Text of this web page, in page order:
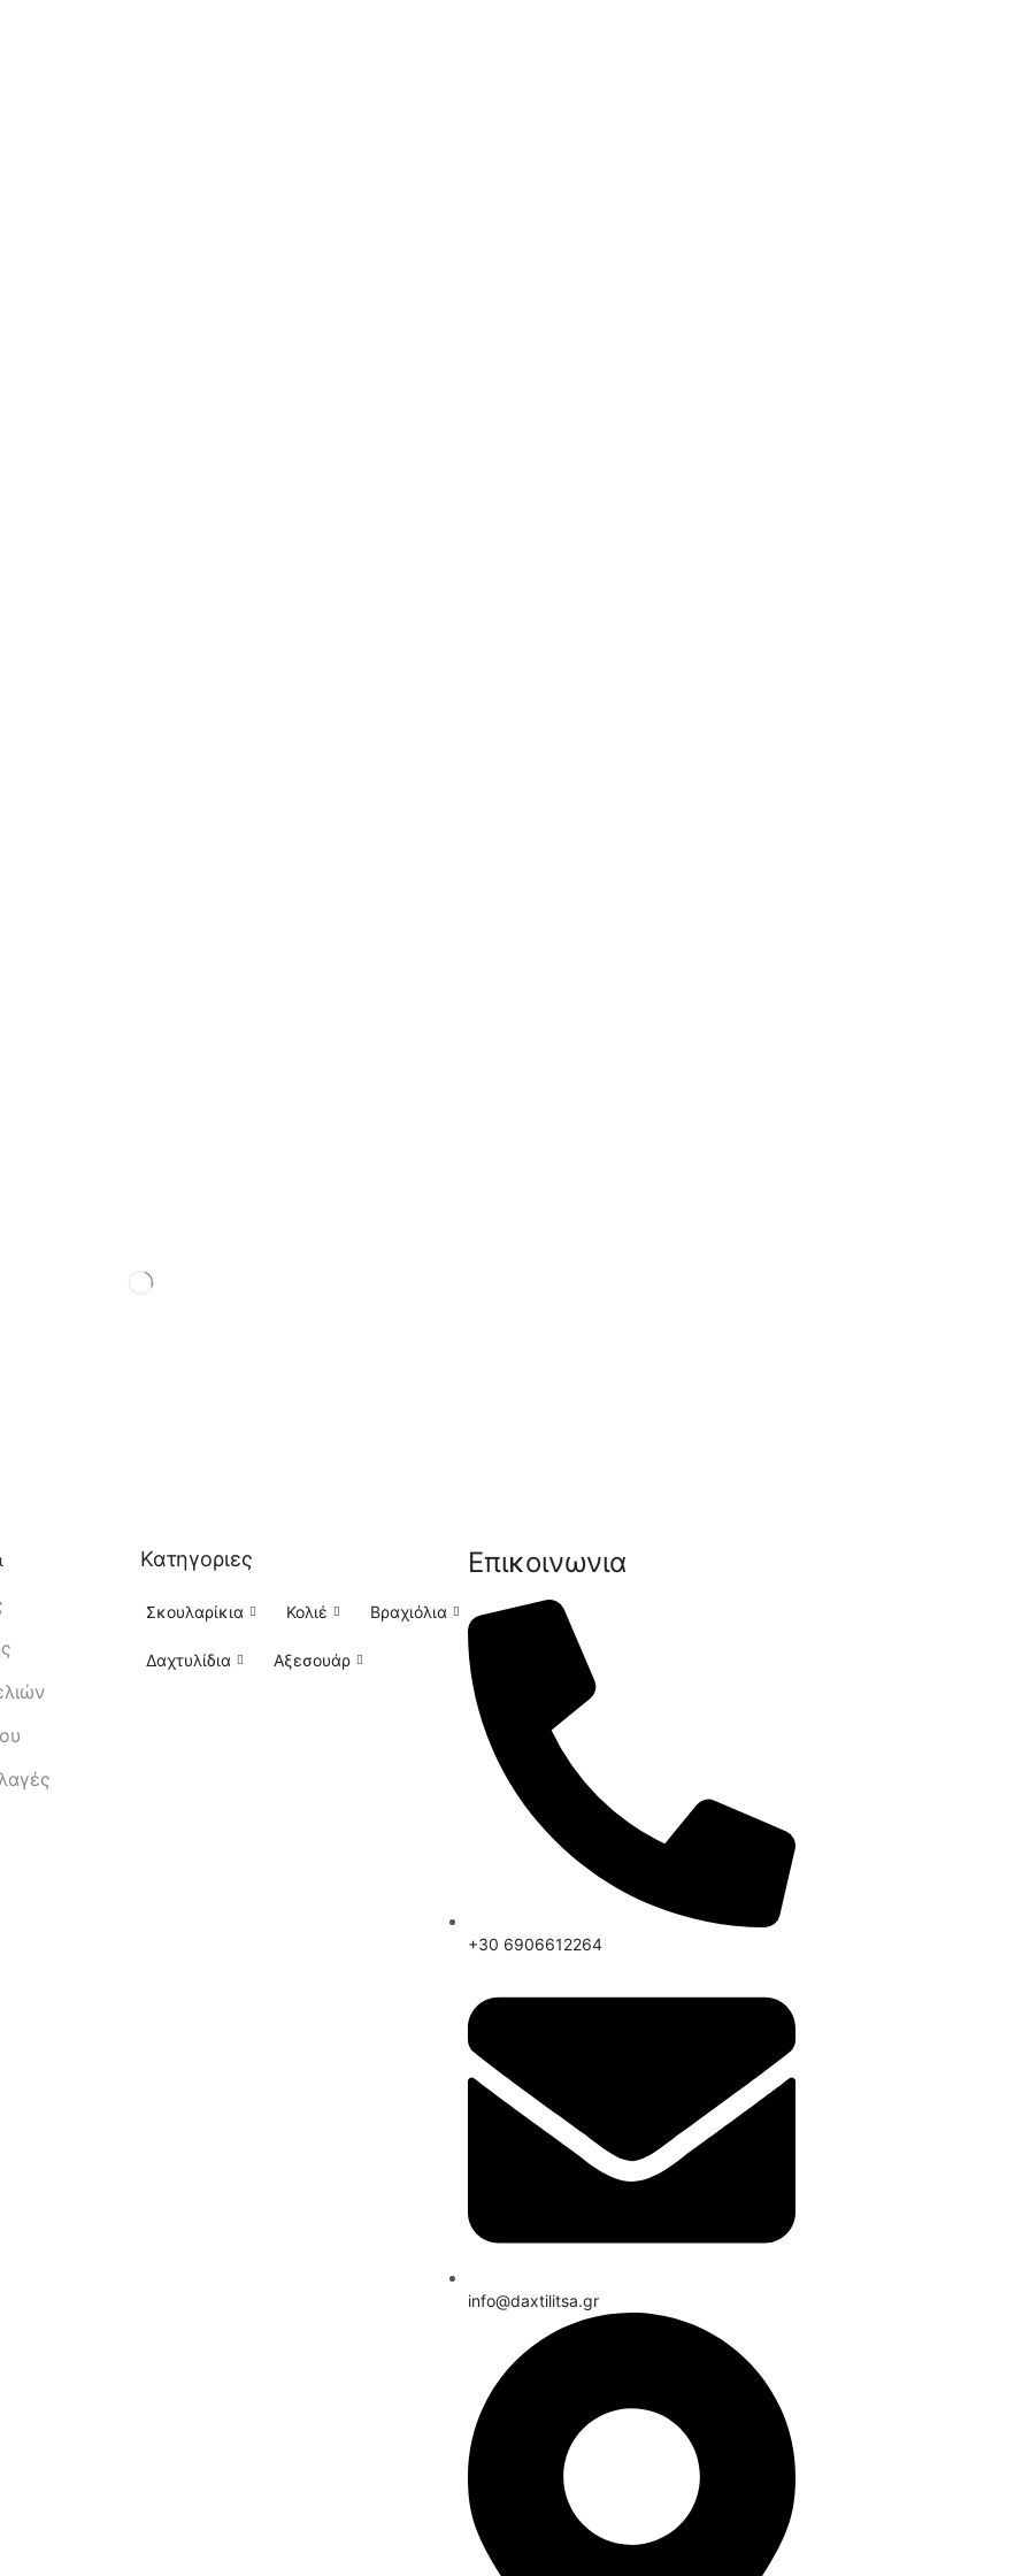
Κατηγοριες
Σκουλαρίκια Κολιέ Βραχιόλια
Δαχτυλίδια Αξεσουάρ
Επικοινωνια
+30 6906612264
info@daxtilitsa.gr